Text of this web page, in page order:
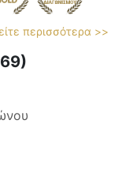
περισσότερα >>